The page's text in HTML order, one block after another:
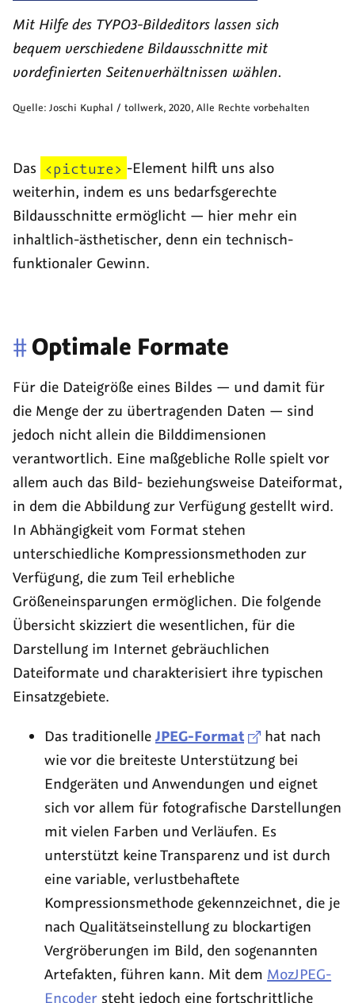
Mit Hilfe des TYPO3-Bildeditors lassen sich
bequem verschiedene Bildausschnitte mit
vordefinierten Seitenverhältnissen wählen.
Quelle: Joschi Kuphal / tollwerk, 2020, Alle Rechte vorbehalten
Das <picture> -Element hilft uns also
weiterhin, indem es uns bedarfsgerechte
Bildausschnitte ermöglicht — hier mehr ein
inhaltlich-ästhetischer, denn ein technisch-
funktionaler Gewinn.
#Optimale Formate
Für die Dateigröße eines Bildes — und damit für
die Menge der zu übertragenden Daten — sind
jedoch nicht allein die Bilddimensionen
verantwortlich. Eine maßgebliche Rolle spielt vor
allem auch das Bild- beziehungsweise Dateiformat,
in dem die Abbildung zur Verfügung gestellt wird.
In Abhängigkeit vom Format stehen
unterschiedliche Kompressionsmethoden zur
Verfügung, die zum Teil erhebliche
Größeneinsparungen ermöglichen. Die folgende
Übersicht skizziert die wesentlichen, für die
Darstellung im Internet gebräuchlichen
Dateiformate und charakterisiert ihre typischen
Einsatzgebiete.
Das traditionelle JPEG-Format
hat nach
wie vor die breiteste Unterstützung bei
Endgeräten und Anwendungen und eignet
sich vor allem für fotografische Darstellungen
mit vielen Farben und Verläufen. Es
unterstützt keine Transparenz und ist durch
eine variable, verlustbehaftete
Kompressionsmethode gekennzeichnet, die je
nach Qualitätseinstellung zu blockartigen
Vergröberungen im Bild, den sogenannten
Artefakten, führen kann. Mit dem MozJPEG-
Encoder steht jedoch eine fortschrittliche